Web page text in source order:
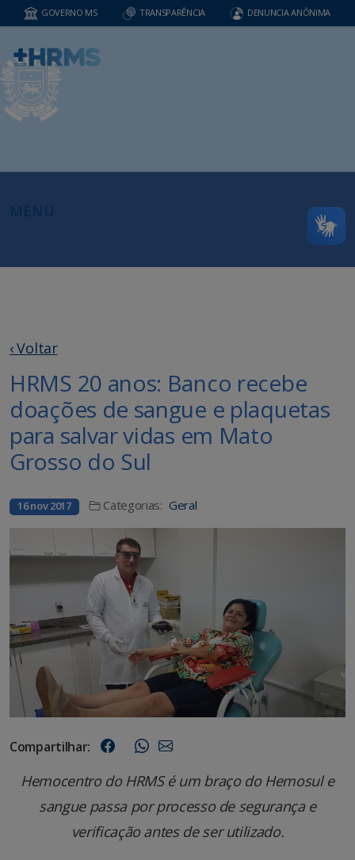
GOVERNO MS TRANSPARÊNCIA DENUNCIA ANÔNIMA
‹ Voltar
HRMS 20 anos: Banco recebe
doações de sangue e plaquetas
para salvar vidas em Mato
Grosso do Sul
16 nov 2017 Categorias: Geral
Compartilhar:
Hemocentro do HRMS é um braço do Hemosul e
sangue passa por processo de segurança e
verificação antes de ser utilizado.